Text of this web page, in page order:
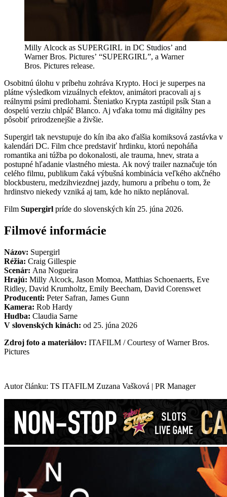
Milly Alcock as SUPERGIRL in DC Studios’ and
Warner Bros. Pictures’ “SUPERGIRL”, a Warner
Bros. Pictures release.
Osobitnú úlohu v príbehu zohráva Krypto. Hoci je superpes na
plátne výsledkom vizuálnych efektov, animátori pracovali aj s
reálnymi psími predlohami. Šteniatko Krypta zastúpil psík Stan a
dospelú verziu chlpáč Blanco. Aj vďaka tomu má digitálny pes
pôsobiť prirodzenejšie a živšie.
Supergirl tak nevstupuje do kín iba ako ďalšia komiksová zastávka v
kalendári DC. Film chce predstaviť hrdinku, ktorú nepoháňa
romantika ani túžba po dokonalosti, ale trauma, hnev, strata a
postupné hľadanie vlastného miesta. Ak nový trailer naznačuje tón
celého filmu, publikum čaká výbušná kombinácia veľkého akčného
blockbusteru, medzihviezdnej jazdy, humoru a príbehu o tom, že
hrdinstvo niekedy vzniká aj tam, kde ho nikto neplánoval.
Film Supergirl príde do slovenských kín 25. júna 2026.
Filmové informácie
Názov: Supergirl
Réžia: Craig Gillespie
Scenár: Ana Nogueira
Hrajú: Milly Alcock, Jason Momoa, Matthias Schoenaerts, Eve
Ridley, David Krumholtz, Emily Beecham, David Corenswet
Producenti: Peter Safran, James Gunn
Kamera: Rob Hardy
Hudba: Claudia Sarne
V slovenských kinách: od 25. júna 2026
Zdroj foto a materiálov: ITAFILM / Courtesy of Warner Bros.
Pictures
Autor článku: TS ITAFILM Zuzana Vašková | PR Manager